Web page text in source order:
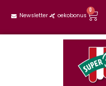
Newsletter oekobonus
0